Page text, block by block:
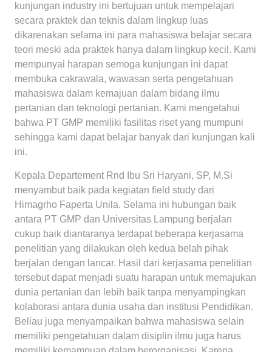
kunjungan industry ini bertujuan untuk mempelajari
secara praktek dan teknis dalam lingkup luas
dikarenakan selama ini para mahasiswa belajar secara
teori meski ada praktek hanya dalam lingkup kecil. Kami
mempunyai harapan semoga kunjungan ini dapat
membuka cakrawala, wawasan serta pengetahuan
mahasiswa dalam kemajuan dalam bidang ilmu
pertanian dan teknologi pertanian. Kami mengetahui
bahwa PT GMP memiliki fasilitas riset yang mumpuni
sehingga kami dapat belajar banyak dari kunjungan kali
ini.
Kepala Departement Rnd Ibu Sri Haryani, SP, M.Si
menyambut baik pada kegiatan field study dari
Himagrho Faperta Unila. Selama ini hubungan baik
antara PT GMP dan Universitas Lampung berjalan
cukup baik diantaranya terdapat beberapa kerjasama
penelitian yang dilakukan oleh kedua belah pihak
berjalan dengan lancar. Hasil dari kerjasama penelitian
tersebut dapat menjadi suatu harapan untuk memajukan
dunia pertanian dan lebih baik tanpa menyampingkan
kolaborasi antara dunia usaha dan institusi Pendidikan.
Beliau juga menyampaikan bahwa mahasiswa selain
memiliki pengetahuan dalam disiplin ilmu juga harus